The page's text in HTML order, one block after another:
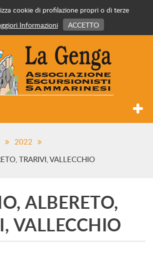
cookie di profilazione propri o di terze
Informazioni ACCETTO
2022
TRARIVI, VALLECCHIO
ALBERETO,
VALLECCHIO